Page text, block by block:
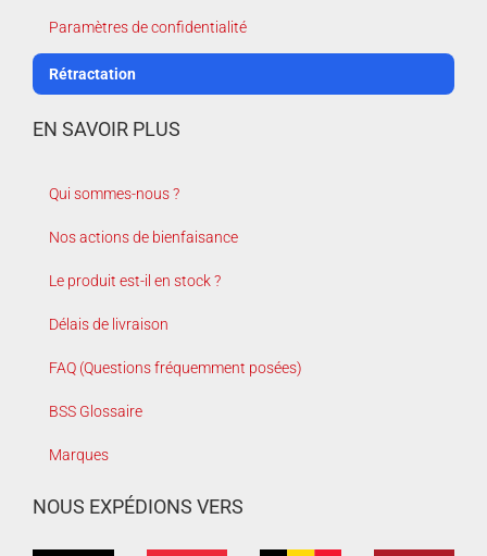
Paramètres de confidentialité
Rétractation
EN SAVOIR PLUS
Qui sommes-nous ?
Nos actions de bienfaisance
Le produit est-il en stock ?
Délais de livraison
FAQ (Questions fréquemment posées)
BSS Glossaire
Marques
NOUS EXPÉDIONS VERS